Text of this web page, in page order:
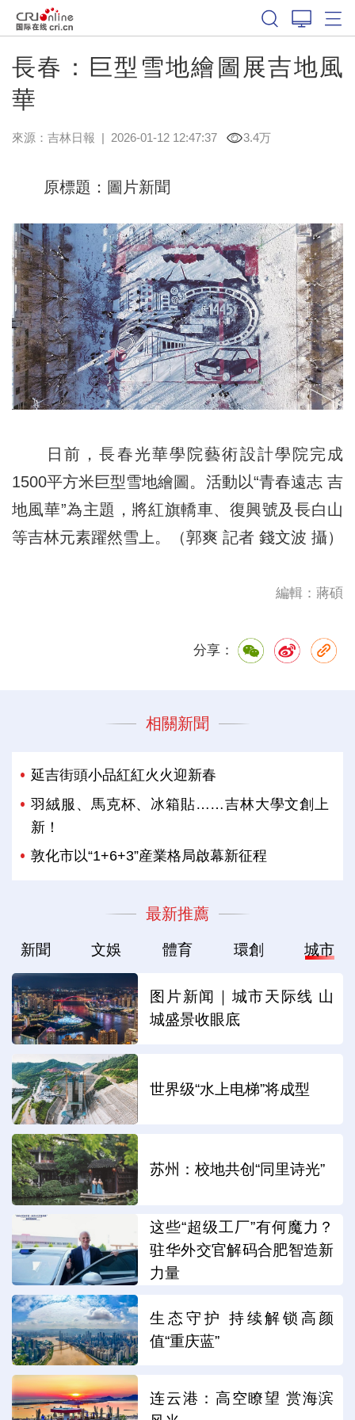
長春：巨型雪地繪圖展吉地風
華
來源： 吉林日報 | 2026-01-12 12:47:37 3.4万
原標題：圖片新聞
日前，長春光華學院藝術設計學院完成
1500平方米巨型雪地繪圖。活動以“青春遠志 吉
地風華”為主題，將紅旗轎車、復興號及長白山
等吉林元素躍然雪上。（郭爽 記者 錢文波 攝）
編輯：蔣碩
分享：
相關新聞
延吉街頭小品紅紅火火迎新春
羽絨服、馬克杯、冰箱貼……吉林大學文創上
新！
敦化市以“1+6+3”産業格局啟幕新征程
最新推薦
新聞 文娛 體育 環創 城市
图片新闻｜城市天际线 山
城盛景收眼底
世界级“水上电梯”将成型
苏州：校地共创“同里诗光”
这些“超级工厂”有何魔力？
驻华外交官解码合肥智造新
力量
生态守护 持续解锁高颜
值“重庆蓝”
连云港：高空瞭望 赏海滨